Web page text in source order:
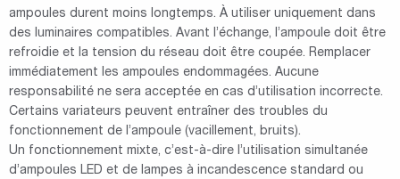
ampoules durent moins longtemps. À utiliser uniquement dans
des luminaires compatibles. Avant l’échange, l’ampoule doit être
refroidie et la tension du réseau doit être coupée. Remplacer
immédiatement les ampoules endommagées. Aucune
responsabilité ne sera acceptée en cas d’utilisation incorrecte.
Certains variateurs peuvent entraîner des troubles du
fonctionnement de l’ampoule (vacillement, bruits).
Un fonctionnement mixte, c’est-à-dire l’utilisation simultanée
d’ampoules LED et de lampes à incandescence standard ou